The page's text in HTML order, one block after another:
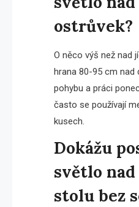
ostrůvek?
O něco výš než nad
hrana 80-95 cm nad
pohybu a práci
často se používají
kusech.
Dokážu
světlo
stolu bez